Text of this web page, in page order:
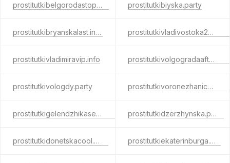
prostitutkibelgorodastop.net prostitutkibiyska.party
prostitutkibryanskalast.info prostitutkivladivostoka24.party
prostitutkivladimiravip.info prostitutkivolgogradaafter.com
prostitutkivologdy.party prostitutkivoronezhanice.info
prostitutkigelendzhikasex.com prostitutkidzerzhynska.party
prostitutkidonetskacool.com prostitutkiekaterinburga.net